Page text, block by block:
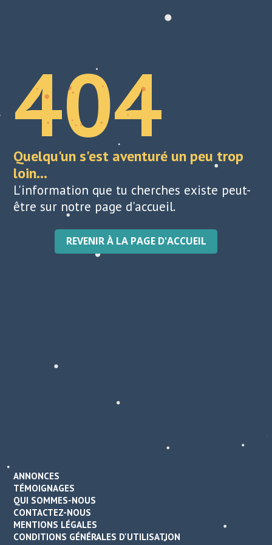
404
Quelqu'un s'est aventuré un peu trop
loin...
L'information que tu cherches existe peut-
être sur notre page d'accueil.
REVENIR À LA PAGE D'ACCUEIL
ANNONCES
TÉMOIGNAGES
QUI SOMMES-NOUS
CONTACTEZ-NOUS
MENTIONS LÉGALES
CONDITIONS GÉNÉRALES D'UTILISATION